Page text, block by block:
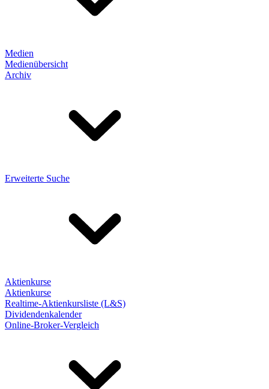
Medien
Medienübersicht
Archiv
Erweiterte Suche
Aktienkurse
Aktienkurse
Realtime-Aktienkursliste (L&S)
Dividendenkalender
Online-Broker-Vergleich